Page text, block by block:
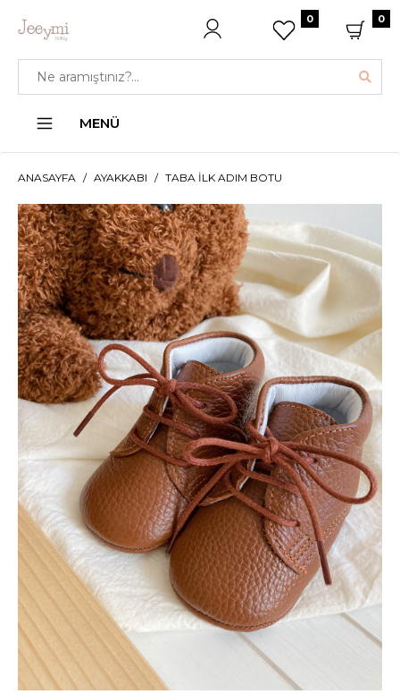
0 0
MENÜ
ANASAYFA AYAKKABI TABA İLK ADIM BOTU